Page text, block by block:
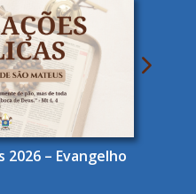
2026 – Evangelho